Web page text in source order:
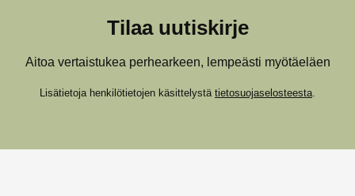
Tilaa uutiskirje
Aitoa vertaistukea perhearkeen, lempeästi myötäeläen
Lisätietoja henkilötietojen käsittelystä tietosuojaselosteesta.